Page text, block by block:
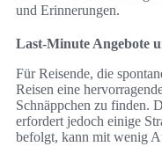
und Erinnerungen.
Last-Minute Angebote
Für Reisende, die
Reisen eine
Schnäppchen zu finden.
erfordert jedoch einige
befolgt, kann mit wenig